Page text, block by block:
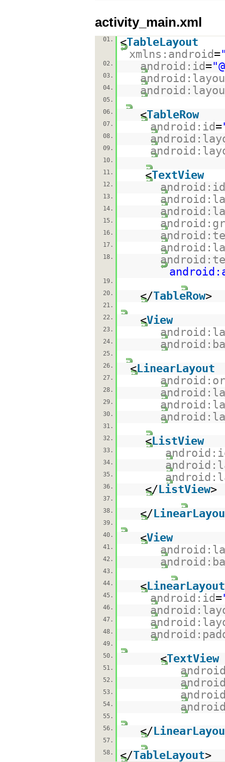
activity_main.xml
01. <TableLayout
xmlns:android=
02. android:id=
03.
04.
05.
06.
<TableRow
07. android:id=
08.
09.
10.
11.
<TextView
12. android:id
13.
14.
15.
16.
17.
18.
19.
20.
</TableRow>
21.
22.
<View
23.
24.
25.
26.
<LinearLayout
27.
28.
29.
30.
31.
32.
<ListView
33.
34.
35.
36. </ListView>
37.
38.
</
39.
40.
<View
41.
42.
43.
44.
<LinearLayout
45. android:id=
46.
47.
48.
49.
50.
<TextView
51.
52.
53.
54.
55.
56.
</
57.
58.
</TableLayout>